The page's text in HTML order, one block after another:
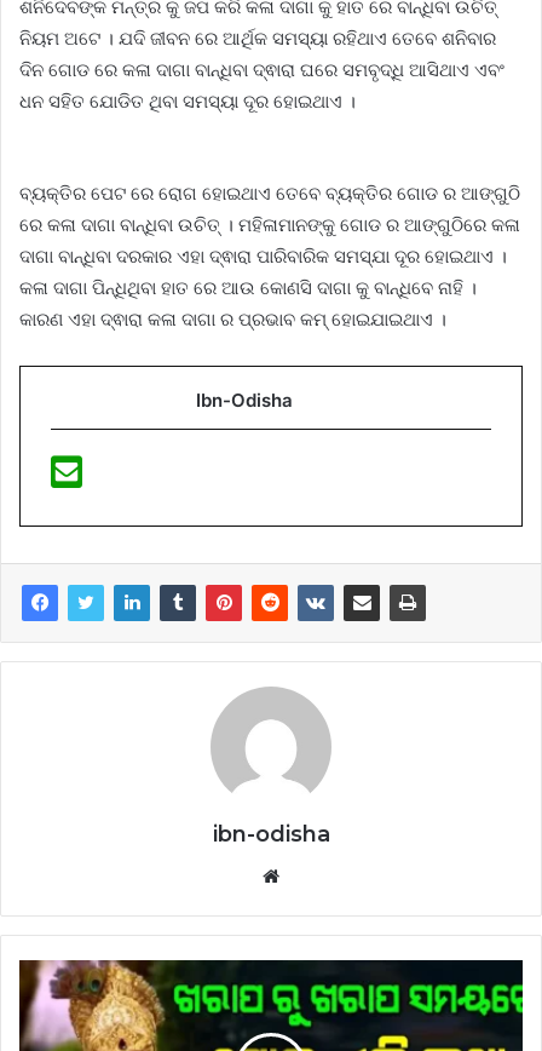
ଶନିଦେବଙ୍କ ମନ୍ତ୍ର କୁ ଜପ କରି କଳା ଦାଗା କୁ ହାତ ରେ ବାନ୍ଧିବା ଉଚିତ୍
ନିୟମ ଅଟେ । ଯଦି ଜୀବନ ରେ ଆର୍ଥିକ ସମସ୍ୟା ରହିଥାଏ ତେବେ ଶନିବାର
ଦିନ ଗୋଡ ରେ କଳା ଦାଗା ବାନ୍ଧିବା ଦ୍ଵାରା ଘରେ ସମବୃଦ୍ଧି ଆସିଥାଏ ଏବଂ
ଧନ ସହିତ ଯୋଡିତ ଥିବା ସମସ୍ୟା ଦୂର ହୋଇଥାଏ ।
ବ୍ୟକ୍ତିର ପେଟ ରେ ରୋଗ ହୋଇଥାଏ ତେବେ ବ୍ୟକ୍ତିର ଗୋଡ ର ଆଙ୍ଗୁଠି
ରେ କଳା ଦାଗା ବାନ୍ଧିବା ଉଚିତ୍ । ମହିଳାମାନଙ୍କୁ ଗୋଡ ର ଆଙ୍ଗୁଠିରେ କଳା
ଦାଗା ବାନ୍ଧିବା ଦରକାର ଏହା ଦ୍ଵାରା ପାରିବାରିକ ସମସ୍ଯା ଦୂର ହୋଇଥାଏ ।
କଳା ଦାଗା ପିନ୍ଧିଥିବା ହାତ ରେ ଆଉ କୋଣସି ଦାଗା କୁ ବାନ୍ଧିବେ ନାହି ।
କାରଣ ଏହା ଦ୍ଵାରା କଳା ଦାଗା ର ପ୍ରଭାବ କମ୍ ହୋଇଯାଇଥାଏ ।
Ibn-Odisha
ibn-odisha
Website